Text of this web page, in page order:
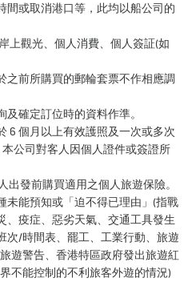
間或取消港口等，此均以船公司的
上觀光、個人消費、個人簽証(如
之前所購買的郵輪套票不作相應調
確定訂位時的資料作準。
6 個月以上有效護照及一次或多次
公司對客人因個人證件或簽證所
出發前購買適用之個人旅遊保險。
未能預知或「迫不得已理由」(指戰
、疫症、惡劣天氣、交通工具發生
次/時間表、罷工、工業行動、旅遊
遊警告、香港特區政府發出旅遊紅
不能控制的不利旅客外遊的情況)